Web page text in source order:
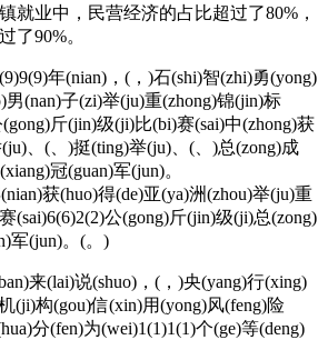
就业中，民营经济的占比超过了80%，
了90%。
年(nian)，(，)石(shi)智(zhi)勇(yong)
男(nan)子(zi)举(ju)重(zhong)锦(jin)标
斤(jin)级(ji)比(bi)赛(sai)中(zhong)获
、(、)挺(ting)举(ju)、(、)总(zong)成
冠(guan)军(jun)。
获(huo)得(de)亚(ya)洲(zhou)举(ju)重
(sai)6(6)2(2)公(gong)斤(jin)级(ji)总(zong)
军(jun)。(。)
(lai)说(shuo)，(，)央(yang)行(xing)
(ji)构(gou)信(xin)用(yong)风(feng)险
分(fen)为(wei)1(1)1(1)个(ge)等(deng)